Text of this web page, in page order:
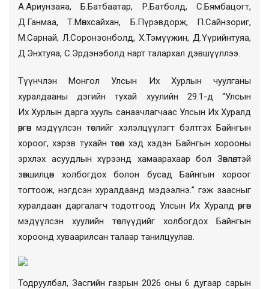
А.Ариунзаяа, Б.Батбаатар, Р.Батболд, С.Бямбацогт,
Д.Ганмаа, Т.Мөнхсайхан, Б.Пүрэвдорж, П.Сайнзориг,
М.Сарнай, Л.Соронзонболд, Х.Тэмүүжин, Д.Үүрийнтуяа,
Д.Энхтуяа, С.Эрдэнэболд нарт талархал дэвшүүллээ.
ТүүнчлэнМонгол Улсын Их Хурлынчуулганы
хуралдааны дэгийн тухай хуулийн 29.1-д “Улсын
Их Хурлын дарга хууль санаачлагчаас Улсын Их Хуралд
өргөн мэдүүлсэн төслийг хэлэлцүүлэгт бэлтгэх Байнгын
хороог, хэрэв тухайн төсөл хэд хэдэн Байнгын хорооны
эрхлэх асуудлын хүрээнд хамаарахаар бол Зөвлөлтэй
зөвшилцөн холбогдох болон бусад Байнгын хороог
тогтоож, нэгдсэн хуралдаанд мэдээлнэ.” гэж заасныг
хуралдаан даргалагч тодотгоод Улсын Их Хуралд өргөн
мэдүүлсэн хуулийн төслүүдийг холбогдох Байнгын
хороонд хуваарилсан талаар танилцуулав.
Тодруулбал, Засгийн газрын 2026 оны 6 дугаар сарын